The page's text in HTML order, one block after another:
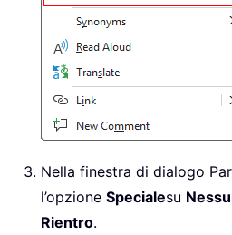
Nella finestra di dialogo
l’opzione Specialesu
Rientro.